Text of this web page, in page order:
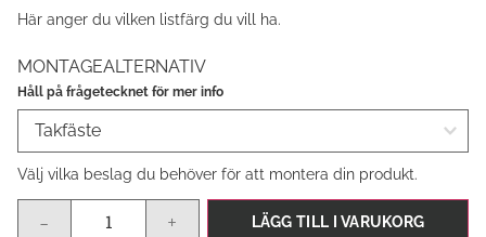
Här anger du vilken listfärg du vill ha.
MONTAGEALTERNATIV
Välj vilka beslag du behöver för att montera din produkt.
- + LÄGG TILL I VARUKORG